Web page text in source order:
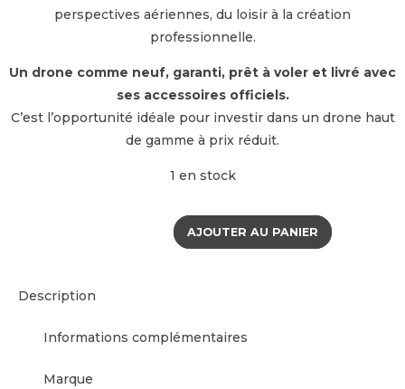
perspectives aériennes, du loisir à la création
professionnelle.
Un drone comme neuf, garanti, prêt à voler et livré avec
ses accessoires officiels.
C’est l’opportunité idéale pour investir dans un drone haut
de gamme à prix réduit.
1 en stock
AJOUTER AU PANIER
Description
Informations complémentaires
Marque